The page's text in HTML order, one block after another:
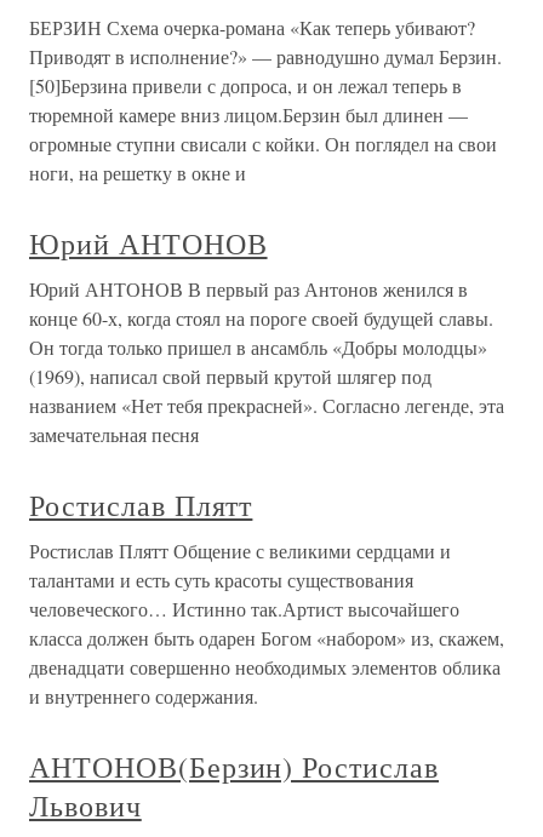
БЕРЗИН Схема очерка-романа «Как теперь убивают?
Приводят в исполнение?» — равнодушно думал Берзин.
[50]Берзина привели с допроса, и он лежал теперь в
тюремной камере вниз лицом.Берзин был длинен —
огромные ступни свисали с койки. Он поглядел на свои
ноги, на решетку в окне и
Юрий АНТОНОВ
Юрий АНТОНОВ В первый раз Антонов женился в
конце 60-х, когда стоял на пороге своей будущей славы.
Он тогда только пришел в ансамбль «Добры молодцы»
(1969), написал свой первый крутой шлягер под
названием «Нет тебя прекрасней». Согласно легенде, эта
замечательная песня
Ростислав Плятт
Ростислав Плятт Общение с великими сердцами и
талантами и есть суть красоты существования
человеческого… Истинно так.Артист высочайшего
класса должен быть одарен Богом «набором» из, скажем,
двенадцати совершенно необходимых элементов облика
и внутреннего содержания.
АНТОНОВ(Берзин) Ростислав
Львович